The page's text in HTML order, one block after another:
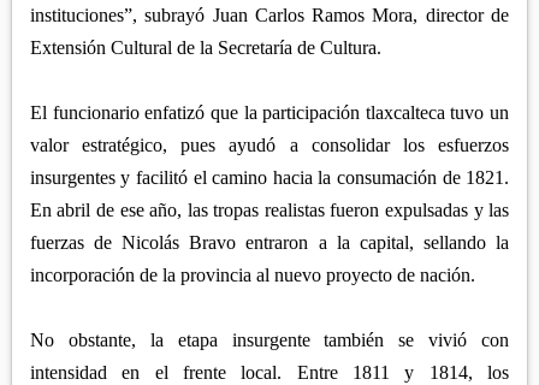
instituciones”, subrayó Juan Carlos Ramos Mora, director de
Extensión Cultural de la Secretaría de Cultura.
El funcionario enfatizó que la participación tlaxcalteca tuvo un
valor estratégico, pues ayudó a consolidar los esfuerzos
insurgentes y facilitó el camino hacia la consumación de 1821.
En abril de ese año, las tropas realistas fueron expulsadas y las
fuerzas de Nicolás Bravo entraron a la capital, sellando la
incorporación de la provincia al nuevo proyecto de nación.
No obstante, la etapa insurgente también se vivió con
intensidad en el frente local. Entre 1811 y 1814, los